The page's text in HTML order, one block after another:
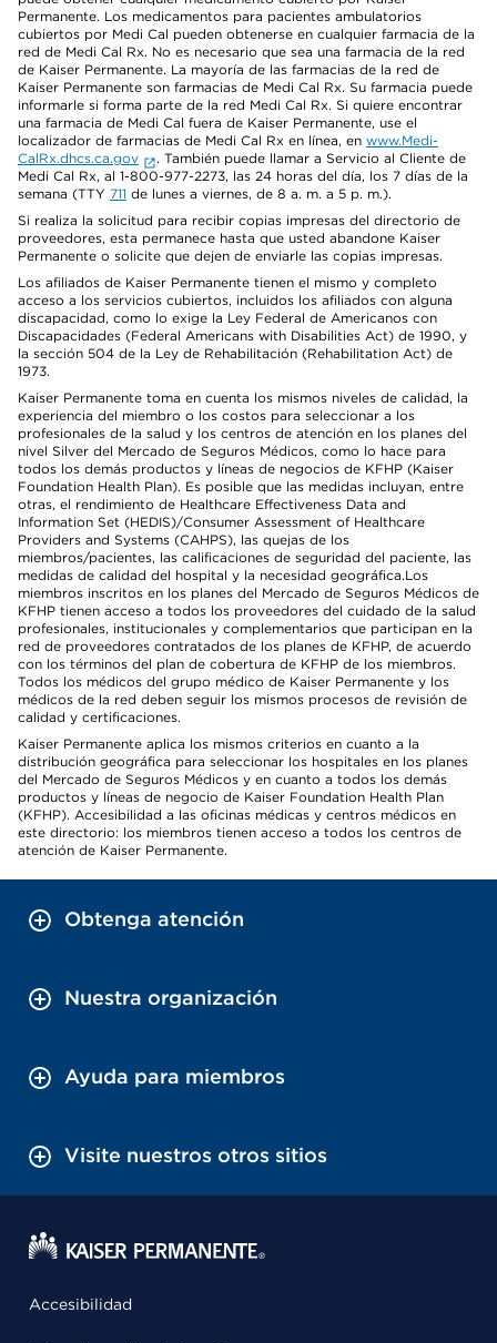
Permanente. Los medicamentos para pacientes ambulatorios
cubiertos por Medi Cal pueden obtenerse en cualquier farmacia de la
red de Medi Cal Rx. No es necesario que sea una farmacia de la red
de Kaiser Permanente. La mayoría de las farmacias de la red de
Kaiser Permanente son farmacias de Medi Cal Rx. Su farmacia puede
informarle si forma parte de la red Medi Cal Rx. Si quiere encontrar
una farmacia de Medi Cal fuera de Kaiser Permanente, use el
localizador de farmacias de Medi Cal Rx en línea, en www.Medi-
CalRx.dhcs.ca.gov
. También puede llamar a Servicio al Cliente de
Medi Cal Rx, al 1-800-977-2273, las 24 horas del día, los 7 días de la
semana (TTY 711 de lunes a viernes, de 8 a. m. a 5 p. m.).
Si realiza la solicitud para recibir copias impresas del directorio de
proveedores, esta permanece hasta que usted abandone Kaiser
Permanente o solicite que dejen de enviarle las copias impresas.
Los afiliados de Kaiser Permanente tienen el mismo y completo
acceso a los servicios cubiertos, incluidos los afiliados con alguna
discapacidad, como lo exige la Ley Federal de Americanos con
Discapacidades (Federal Americans with Disabilities Act) de 1990, y
la sección 504 de la Ley de Rehabilitación (Rehabilitation Act) de
1973.
Kaiser Permanente toma en cuenta los mismos niveles de calidad, la
experiencia del miembro o los costos para seleccionar a los
profesionales de la salud y los centros de atención en los planes del
nivel Silver del Mercado de Seguros Médicos, como lo hace para
todos los demás productos y líneas de negocios de KFHP (Kaiser
Foundation Health Plan). Es posible que las medidas incluyan, entre
otras, el rendimiento de Healthcare Effectiveness Data and
Information Set (HEDIS)/Consumer Assessment of Healthcare
Providers and Systems (CAHPS), las quejas de los
miembros/pacientes, las calificaciones de seguridad del paciente, las
medidas de calidad del hospital y la necesidad geográfica.Los
miembros inscritos en los planes del Mercado de Seguros Médicos de
KFHP tienen acceso a todos los proveedores del cuidado de la salud
profesionales, institucionales y complementarios que participan en la
red de proveedores contratados de los planes de KFHP, de acuerdo
con los términos del plan de cobertura de KFHP de los miembros.
Todos los médicos del grupo médico de Kaiser Permanente y los
médicos de la red deben seguir los mismos procesos de revisión de
calidad y certificaciones.
Kaiser Permanente aplica los mismos criterios en cuanto a la
distribución geográfica para seleccionar los hospitales en los planes
del Mercado de Seguros Médicos y en cuanto a todos los demás
productos y líneas de negocio de Kaiser Foundation Health Plan
(KFHP). Accesibilidad a las oficinas médicas y centros médicos en
este directorio: los miembros tienen acceso a todos los centros de
atención de Kaiser Permanente.
Obtenga atención
Nuestra organización
Ayuda para miembros
Visite nuestros otros sitios
Accesibilidad